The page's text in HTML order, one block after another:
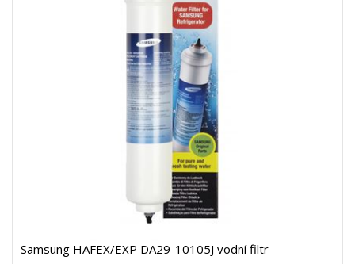
Samsung HAFEX/EXP DA29-10105J vodní filtr